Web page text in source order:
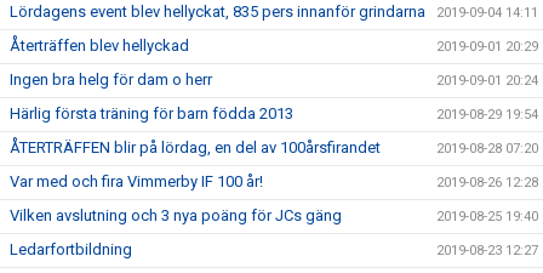
Lördagens event blev hellyckat, 835 pers innanför grindarna 2019-09-04 14:11
Återträffen blev hellyckad 2019-09-01 20:29
Ingen bra helg för dam o herr 2019-09-01 20:24
Härlig första träning för barn födda 2013 2019-08-29 19:54
ÅTERTRÄFFEN blir på lördag, en del av 100årsfirandet 2019-08-28 07:20
Var med och fira Vimmerby IF 100 år! 2019-08-26 12:28
Vilken avslutning och 3 nya poäng för JCs gäng 2019-08-25 19:40
Ledarfortbildning 2019-08-23 12:27